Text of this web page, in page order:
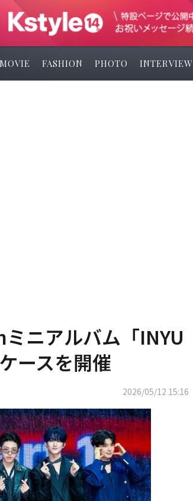
MOVIE FASHION PHOTO INTERVIEW
ミニアルバム「INYU
ースを開催
2026/05/12 15:16